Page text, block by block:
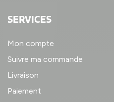
SERVICES
Mon compte
Suivre ma commande
Livraison
Paiement